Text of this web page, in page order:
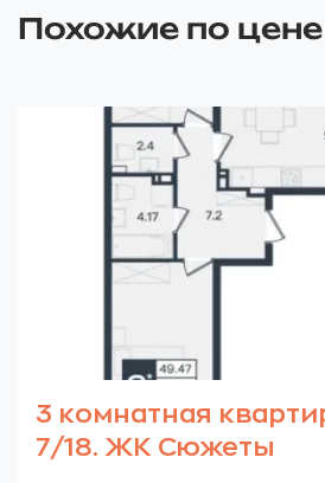
Похожие по
3 комнатная
7/18. ЖК Сюжеты